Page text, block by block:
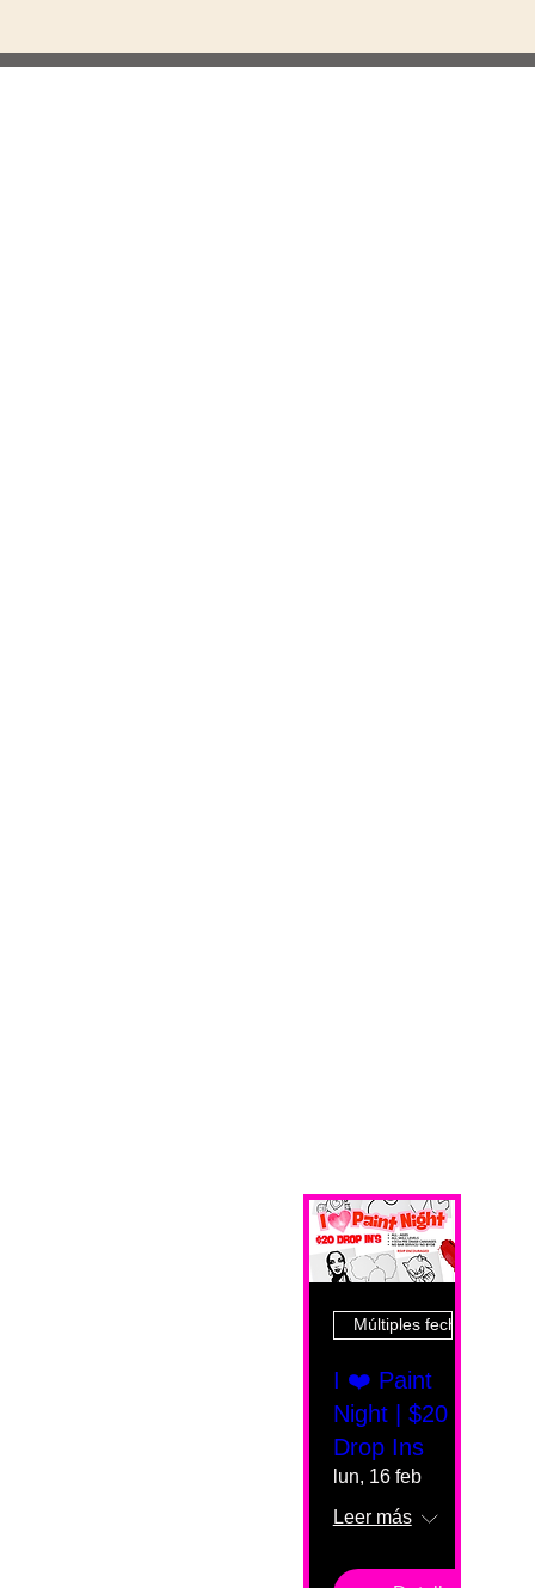
Múltiples fechas
I ❤️ Paint
Night | $20
Drop Ins
lun, 16 feb
Leer más